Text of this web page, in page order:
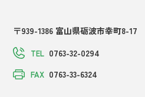
〒939-1386 富山県砺波市幸町8-17
TEL 0763-32-0294
FAX 0763-33-6324